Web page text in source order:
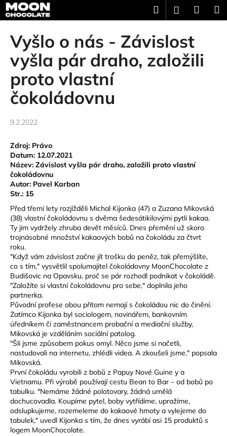
Přejít
na
obsah
HledatPřihlášení
Vyšlo o nás - Závislost
vyšla pár draho, založili
proto vlastní
čokoládovnu
9.2.2022
Zdroj: Právo
Datum: 12.07.2021
Název: Závislost vyšla pár draho, založili proto vlastní
čokoládovnu
Autor: Pavel Karban
Str.: 15
Před třemi lety rozjížděli Michal Kijonka (47) a Zuzana Mikovská
(38) vlastní čokoládovnu s dvěma šedesátikilovými pytli kakaa.
Ty jim vydržely zhruba devět měsíců. Dnes přemění už skoro
trojnásobné množství kakaových bobů na čokoládu za čtvrt
roku.
"Když vám závislost začne jít trošku do peněz, tak přemýšlíte,
co s tím," vysvětlil spolumajitel čokoládovny MoonChocolate z
Budišovic na Opavsku, proč se pár rozhodl podnikat v čokoládě.
"Založíte si vlastní čokoládovnu pro sebe," doplnila jeho
partnerka.
Původní profese obou přitom nemají s čokoládou nic do činění.
Zatímco Kijonka byl sociologem, novinářem, bankovním
úředníkem či zaměstnancem probační a mediační služby,
Mikovská je vzděláním sociální patolog.
"Šli jsme způsobem pokus omyl. Něco jsme si načetli,
nastudovali na internetu, zhlédli videa. A zkoušeli jsme," popsala
Mikovská.
První čokoládu vyrobili z bobů z Papuy Nové Guine y a
Vietnamu. Při výrobě používají cestu Bean to Bar – od bobů po
tabulku. "Nemáme žádné polotovary, žádná umělá
dochucovadla. Koupíme pytel, boby vytřídíme, upražíme,
odslupkujeme, rozemeleme do kakaové hmoty a vylejeme do
tabulek," uvedl Kijonka s tím, že dnes vyrábí asi 15 produktů s
logem MoonChocolate.
K
o
C
o
p
o
t
ř
b
u
j
e
t
e
n
a
j
í
t
?
HLEDAT
D
o
p
o